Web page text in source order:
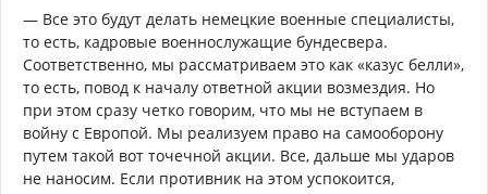
— Все это будут делать немецкие военные специалисты,
то есть, кадровые военнослужащие бундесвера.
Соответственно, мы рассматриваем это как «казус белли»,
то есть, повод к началу ответной акции возмездия. Но
при этом сразу четко говорим, что мы не вступаем в
войну с Европой. Мы реализуем право на самооборону
путем такой вот точечной акции. Все, дальше мы ударов
не наносим. Если противник на этом успокоится,